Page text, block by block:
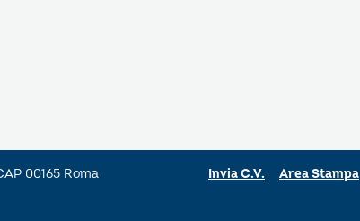
00165 Roma Invia C.V. Area Stampa